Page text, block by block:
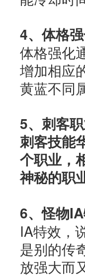
4、体格
体格强化
增加相应
黄蓝不同
5、刺客
刺客技能
个职业，
神秘的职
6、怪物
IA特效，
是别的传
放强大而